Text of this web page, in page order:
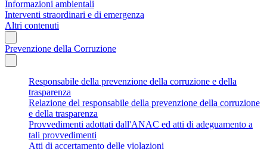
Informazioni ambientali
Interventi straordinari e di emergenza
Altri contenuti
Prevenzione della Corruzione
Responsabile della prevenzione della corruzione e della
trasparenza
Relazione del responsabile della prevenzione della corruzione
e della trasparenza
Provvedimenti adottati dall'ANAC ed atti di adeguamento a
tali provvedimenti
Atti di accertamento delle violazioni